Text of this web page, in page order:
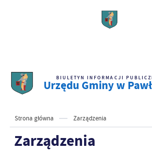
BIULETYN INFORMACJI
Urzędu Gminy w
Strona główna Zarządzenia
Zarządzenia